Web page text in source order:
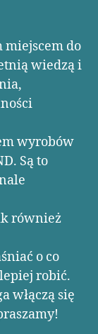
miejscem do
wiedzą i
wyrobów
Są to
również
o co
robić.
włączą się